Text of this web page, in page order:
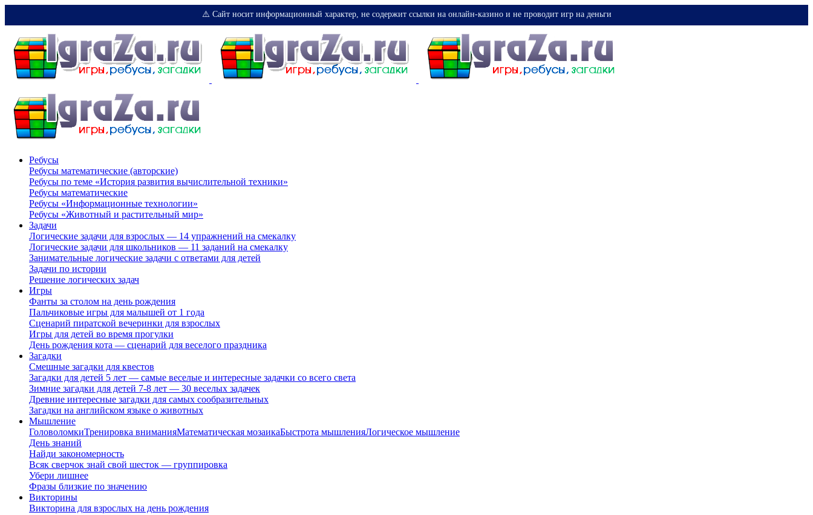
⚠️ Сайт носит информационный характер, не содержит ссылки на онлайн-казино и не проводит игр на деньги
Ребусы
Ребусы математические (авторские)
Ребусы по теме «История развития вычислительной техники»
Ребусы математические
Ребусы «Информационные технологии»
Ребусы «Животный и растительный мир»
Задачи
Логические задачи для взрослых — 14 упражнений на смекалку
Логические задачи для школьников — 11 заданий на смекалку
Занимательные логические задачи с ответами для детей
Задачи по истории
Решение логических задач
Игры
Фанты за столом на день рождения
Пальчиковые игры для малышей от 1 года
Сценарий пиратской вечеринки для взрослых
Игры для детей во время прогулки
День рождения кота — сценарий для веселого праздника
Загадки
Смешные загадки для квестов
Загадки для детей 5 лет — самые веселые и интересные задачки со всего света
Зимние загадки для детей 7-8 лет — 30 веселых задачек
Древние интересные загадки для самых сообразительных
Загадки на английском языке о животных
Мышление
ГоловоломкиТренировка вниманияМатематическая мозаикаБыстрота мышленияЛогическое мышление
День знаний
Найди закономерность
Всяк сверчок знай свой шесток — группировка
Убери лишнее
Фразы близкие по значению
Викторины
Викторина для взрослых на день рождения